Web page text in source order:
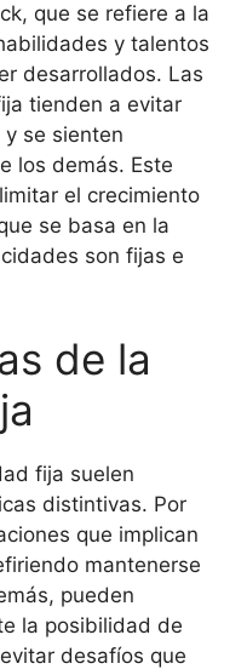
que se refiere a la
y talentos
desarrollados. Las
tienden a evitar
se sienten
los demás. Este
el crecimiento
se basa en la
son fijas e
de la
fija suelen
distintivas. Por
que implican
mantenerse
pueden
la posibilidad de
desafíos que